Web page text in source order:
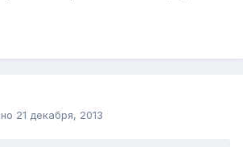
21 декабря, 2013